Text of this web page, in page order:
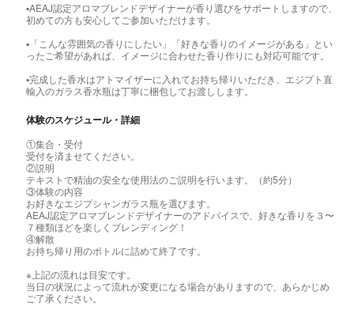
▪️AEAJ認定アロマブレンドデザイナーが香り選びをサポートしますので、
初めての方も安心してご参加いただけます。
▪️「こんな雰囲気の香りにしたい」「好きな香りのイメージがある」とい
ったご希望があれば、イメージに合わせた香り作りにも対応可能です。
▪️完成した香水はアトマイザーに入れてお持ち帰りいただき、エジプト直
輸入のガラス香水瓶は丁寧に梱包してお渡しします。
体験のスケジュール・詳細
①集合・受付
受付を済ませてください。
②説明
テキストで精油の安全な使用法のご説明を行います。（約5分）
③体験の内容
お好きなエジプシャンガラス瓶を選びます。
AEAJ認定アロマブレンドデザイナーのアドバイスで、好きな香りを３〜
７種類ほどを楽しくブレンディング！
④解散
お持ち帰り用のボトルに詰めて終了です。
※上記の流れは目安です。
当日の状況によって流れが変更になる場合がありますので、あらかじめ
ご了承ください。